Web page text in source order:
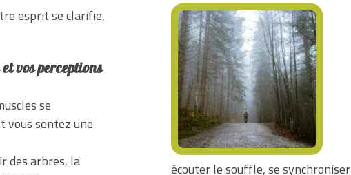
esprit se clarifie,
vos perceptions
se
vous sentez une
des arbres, la
écouter le souffle, se synchroniser